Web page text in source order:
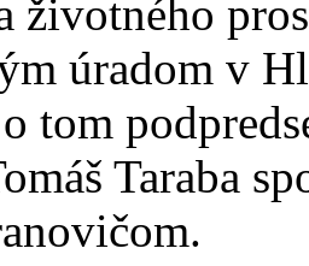
životného
úradom v
tom
Taraba